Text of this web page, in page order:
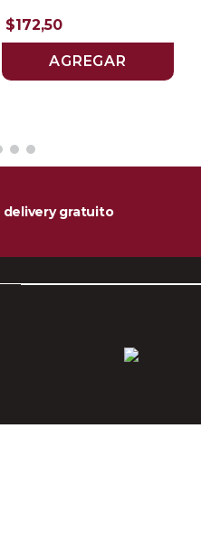
$172,50
AGREGAR
delivery gratuito